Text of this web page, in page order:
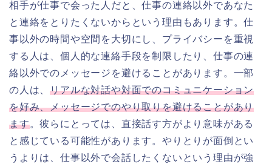
相手が仕事で会った人だと、仕事の連絡以外であなた
と連絡をとりたくないからという理由もあります。仕
事以外の時間や空間を大切にし、プライバシーを重視
する人は、個人的な連絡手段を制限したり、仕事の連
絡以外でのメッセージを避けることがあります。一部
の人は、リアルな対話や対面でのコミュニケーション
を好み、メッセージでのやり取りを避けることがあり
ます。彼らにとっては、直接話す方がより意味がある
と感じている可能性があります。やりとりが面倒とい
うよりは、仕事以外で会話したくないという理由が強